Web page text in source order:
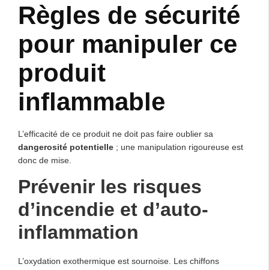
Règles de sécurité
pour manipuler ce
produit
inflammable
L’efficacité de ce produit ne doit pas faire oublier sa
dangerosité potentielle ; une manipulation rigoureuse est
donc de mise.
Prévenir les risques
d’incendie et d’auto-
inflammation
L’oxydation exothermique est sournoise. Les chiffons